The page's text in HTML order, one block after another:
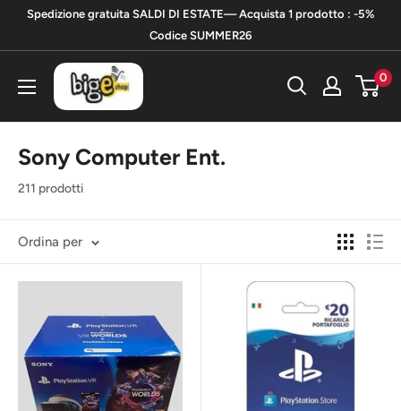
contenuto
Spedizione gratuita SALDI DI ESTATE— Acquista 1 prodotto : -5%
Codice SUMMER26
bigeshop 0
Sony Computer Ent.
211 prodotti
Ordina per